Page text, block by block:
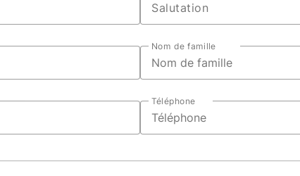
Salutation
Nom de famille
Téléphone